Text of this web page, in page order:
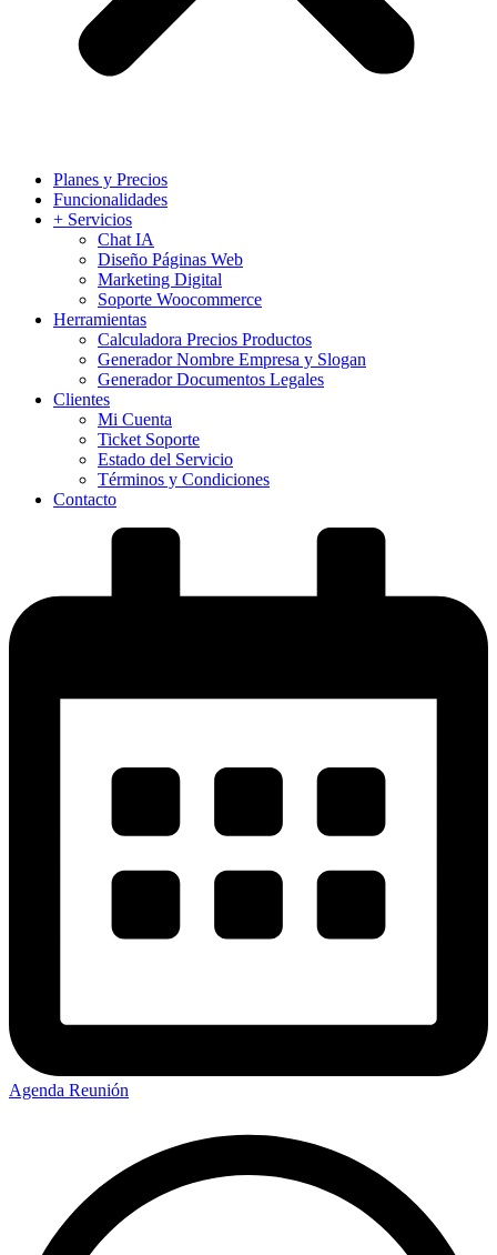
Planes y Precios
Funcionalidades
+ Servicios
Chat IA
Diseño Páginas Web
Marketing Digital
Soporte Woocommerce
Herramientas
Calculadora Precios Productos
Generador Nombre Empresa y Slogan
Generador Documentos Legales
Clientes
Mi Cuenta
Ticket Soporte
Estado del Servicio
Términos y Condiciones
Contacto
Agenda Reunión